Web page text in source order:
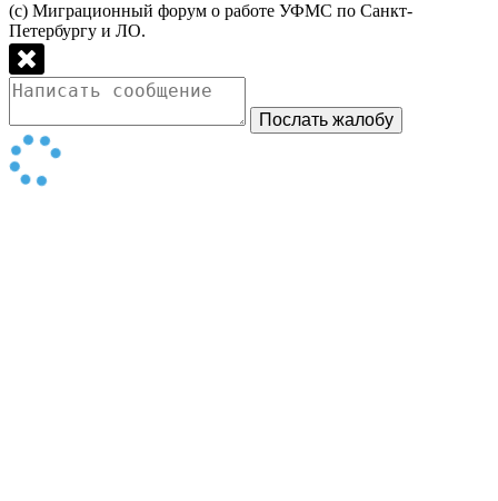
(с) Миграционный форум о работе УФМС по Санкт-
Петербургу и ЛО.